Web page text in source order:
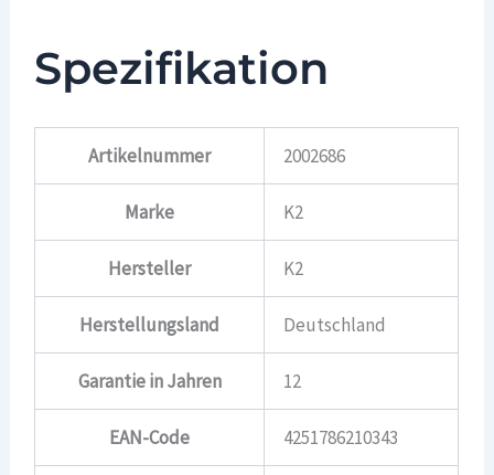
Spezifikation
Artikelnummer 2002686
Marke K2
Hersteller K2
Herstellungsland Deutschland
Garantie in Jahren 12
EAN-Code 4251786210343